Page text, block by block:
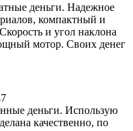
деньги. Надежное
компактный и
и угол наклона
мотор. Своих денег
деньги. Использую
качественно, по